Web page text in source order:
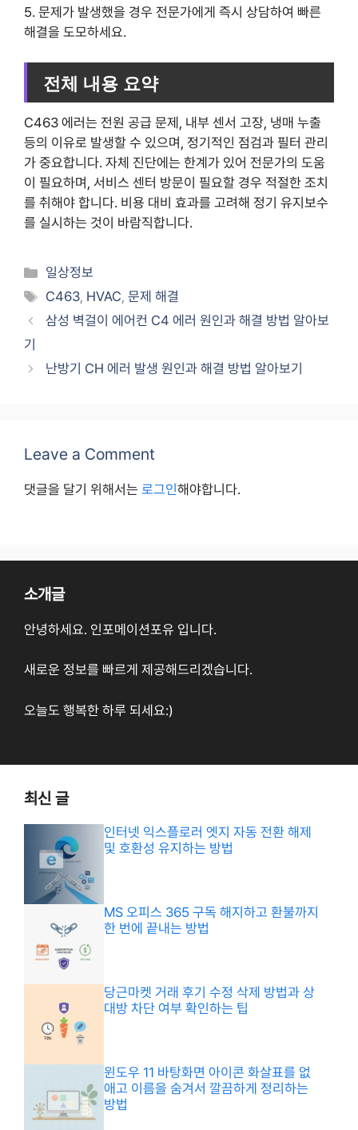
5. 문제가 발생했을 경우 전문가에게 즉시 상담하여 빠른
해결을 도모하세요.
전체 내용 요약
C463 에러는 전원 공급 문제, 내부 센서 고장, 냉매 누출
등의 이유로 발생할 수 있으며, 정기적인 점검과 필터 관리
가 중요합니다. 자체 진단에는 한계가 있어 전문가의 도움
이 필요하며, 서비스 센터 방문이 필요할 경우 적절한 조치
를 취해야 합니다. 비용 대비 효과를 고려해 정기 유지보수
를 실시하는 것이 바람직합니다.
Categories
일상정보
Tags
C463, HVAC,문제 해결
삼성 벽걸이 에어컨 C4 에러 원인과 해결 방법 알아보
기
난방기 CH 에러 발생 원인과 해결 방법 알아보기
Leave a Comment
댓글을 달기 위해서는 로그인해야합니다.
소개글
안녕하세요. 인포메이션포유 입니다.
새로운 정보를 빠르게 제공해드리겠습니다.
오늘도 행복한 하루 되세요:)
최신 글
인터넷 익스플로러 엣지 자동 전환 해제
및 호환성 유지하는 방법
MS 오피스 365 구독 해지하고 환불까지
한 번에 끝내는 방법
당근마켓 거래 후기 수정 삭제 방법과 상
대방 차단 여부 확인하는 팁
윈도우 11 바탕화면 아이콘 화살표를 없
애고 이름을 숨겨서 깔끔하게 정리하는
방법